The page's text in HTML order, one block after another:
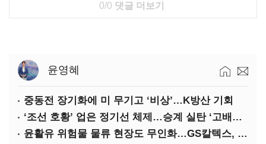
0/0 댓글 더보기
윤영혜
중동전 장기화에 미 무기고 ‘비상’…K방산 기회
‘조선 호황’ 업은 정기선 체제…승계 실탄 ‘고배당’ 주목
윤활유 위험물 물류 현장도 무인화…GS칼텍스, 디지털 전환 가속